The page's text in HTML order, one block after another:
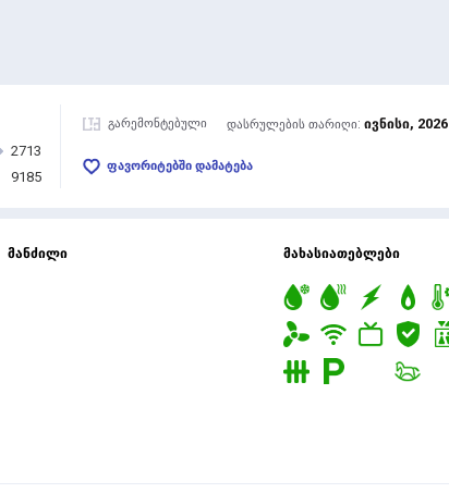
2713
9185
გარემონტებული დასრულების თარიღი: ივნისი, 2026
ფავორიტებში დამატება
მანძილი მახასიათებლები